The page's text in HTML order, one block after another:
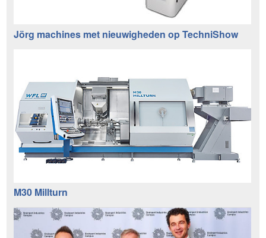
Jörg machines met nieuwigheden op TechniShow
M30 Millturn